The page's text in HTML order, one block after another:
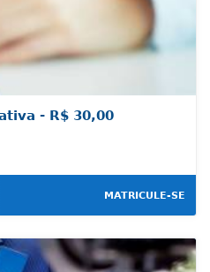
- R$ 30,00
MATRICULE-SE